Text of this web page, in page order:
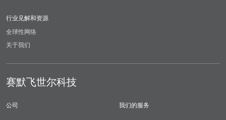
行业见解和资源
全球性网络
关于我们
赛默飞世尔科技
公司 我们的服务